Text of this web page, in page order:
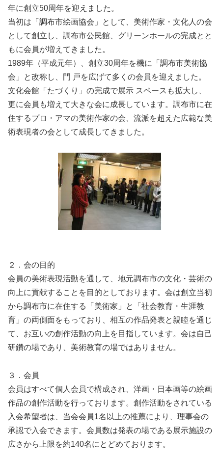
年に創立50周年を迎えました。
当初は「調布市絵画協会」として、美術作家・文化人の会
として創立し、調布市公民館、グリーンホールの完成とと
もに会員が増えてきました。
1989年（平成元年）、創立30周年を機に「調布市美術協
会」と改称し、門 戸を広げて多くの会員を迎えました。
文化会館「たづくり」の完成で展示 スペースも拡大し、
更に会員も増えて大きな会に成長しています。調布市に在
住するプロ・アマの美術作家の会、流派を超えた広範な美
術表現者の会として成長してきました。
２．会の目的
会員の美術表現活動を通して、地元調布市の文化・芸術の
向上に貢献することを目的としております。会は創立当初
から調布市に在住する「美術家」と「社会教育・生涯教
育」の両側面をもっており、相互の作品発表と親睦を通じ
て、お互いの創作活動の向上を目指しています。会は自己
研鑽の場であり、美術教育の場ではありません。
３．会員
会員はすべて個人会員で構成され、洋画・日本画等の絵画
作品の創作活動を行っております。創作活動をされている
入会希望者は、当会会員1名以上の推薦により、理事会の
承認で入会できます。会員数は発表の場である展示施設の
広さから上限を約140名にとどめております。